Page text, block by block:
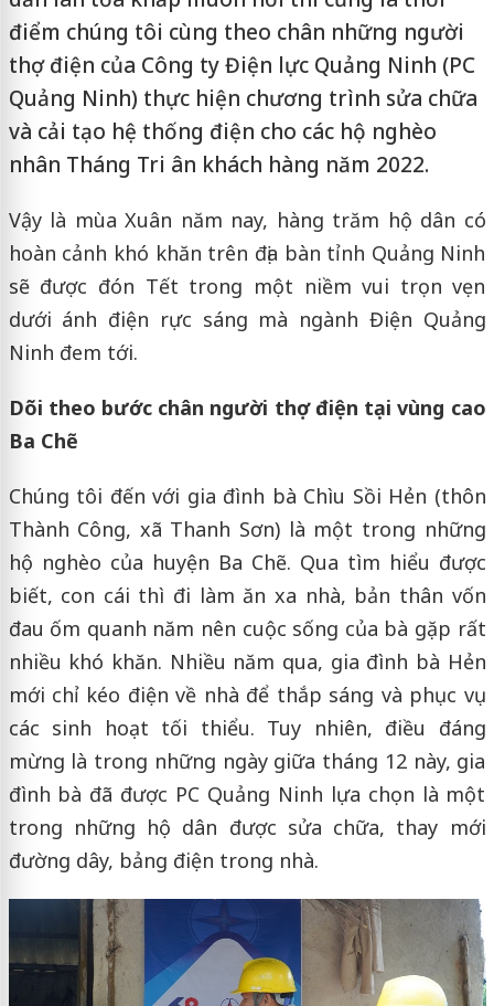
điểm chúng tôi cùng theo chân những người
thợ điện của Công ty Điện lực Quảng Ninh (PC
Quảng Ninh) thực hiện chương trình sửa chữa
và cải tạo hệ thống điện cho các hộ nghèo
nhân Tháng Tri ân khách hàng năm 2022.
Vậy là mùa Xuân năm nay, hàng trăm hộ dân có
hoàn cảnh khó khăn trên địa bàn tỉnh Quảng Ninh
sẽ được đón Tết trong một niềm vui trọn vẹn
dưới ánh điện rực sáng mà ngành Điện Quảng
Ninh đem tới.
Dõi theo bước chân người thợ điện tại vùng cao
Ba Chẽ
Chúng tôi đến với gia đình bà Chìu Sồi Hẻn (thôn
Thành Công, xã Thanh Sơn) là một trong những
hộ nghèo của huyện Ba Chẽ. Qua tìm hiểu được
biết, con cái thì đi làm ăn xa nhà, bản thân vốn
đau ốm quanh năm nên cuộc sống của bà gặp rất
nhiều khó khăn. Nhiều năm qua, gia đình bà Hẻn
mới chỉ kéo điện về nhà để thắp sáng và phục vụ
các sinh hoạt tối thiểu. Tuy nhiên, điều đáng
mừng là trong những ngày giữa tháng 12 này, gia
đình bà đã được PC Quảng Ninh lựa chọn là một
trong những hộ dân được sửa chữa, thay mới
đường dây, bảng điện trong nhà.